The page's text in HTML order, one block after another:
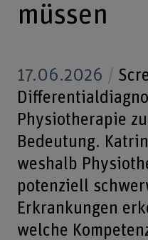
müssen
17.06.2026
Physiotherapie
Bedeutung.
weshalb
potenziell
Erkrankungen
welche